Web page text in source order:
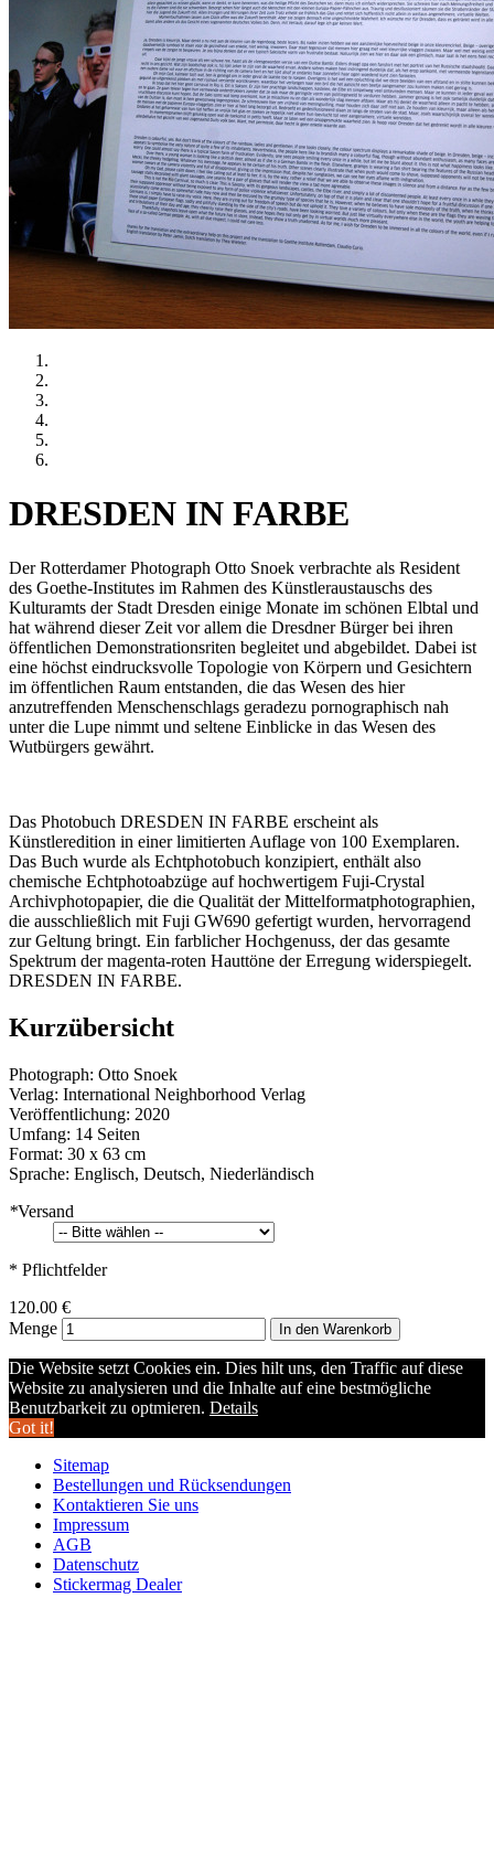
DRESDEN IN FARBE
Der Rotterdamer Photograph Otto Snoek verbrachte als Resident
des Goethe-Institutes im Rahmen des Künstleraustauschs des
Kulturamts der Stadt Dresden einige Monate im schönen Elbtal und
hat während dieser Zeit vor allem die Dresdner Bürger bei ihren
öffentlichen Demonstrationsriten begleitet und abgebildet. Dabei ist
eine höchst eindrucksvolle Topologie von Körpern und Gesichtern
im öffentlichen Raum entstanden, die das Wesen des hier
anzutreffenden Menschenschlags geradezu pornographisch nah
unter die Lupe nimmt und seltene Einblicke in das Wesen des
Wutbürgers gewährt.
Das Photobuch DRESDEN IN FARBE erscheint als
Künstleredition in einer limitierten Auflage von 100 Exemplaren.
Das Buch wurde als Echtphotobuch konzipiert, enthält also
chemische Echtphotoabzüge auf hochwertigem Fuji-Crystal
Archivphotopapier, die die Qualität der Mittelformatphotographien,
die ausschließlich mit Fuji GW690 gefertigt wurden, hervorragend
zur Geltung bringt. Ein farblicher Hochgenuss, der das gesamte
Spektrum der magenta-roten Hauttöne der Erregung widerspiegelt.
DRESDEN IN FARBE.
Kurzübersicht
Photograph: Otto Snoek
Verlag: International Neighborhood Verlag
Veröffentlichung: 2020
Umfang: 14 Seiten
Format: 30 x 63 cm
Sprache: Englisch, Deutsch, Niederländisch
*Versand
* Pflichtfelder
120.00 €
Menge
In den Warenkorb
Die Website setzt Cookies ein. Dies hilt uns, den Traffic auf diese
Website zu analysieren und die Inhalte auf eine bestmögliche
Benutzbarkeit zu optmieren. Details
Got it!
Sitemap
Bestellungen und Rücksendungen
Kontaktieren Sie uns
Impressum
AGB
Datenschutz
Stickermag Dealer